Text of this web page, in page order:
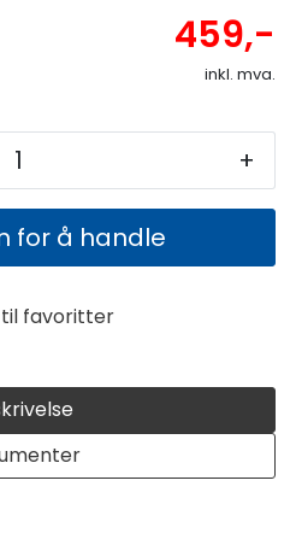
459,-
inkl. mva.
+
for å handle
til favoritter